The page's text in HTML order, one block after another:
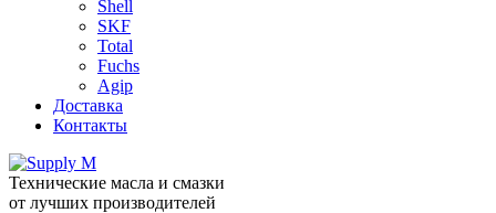
Shell
SKF
Total
Fuchs
Agip
Доставка
Контакты
Технические масла и смазки
от лучших производителей